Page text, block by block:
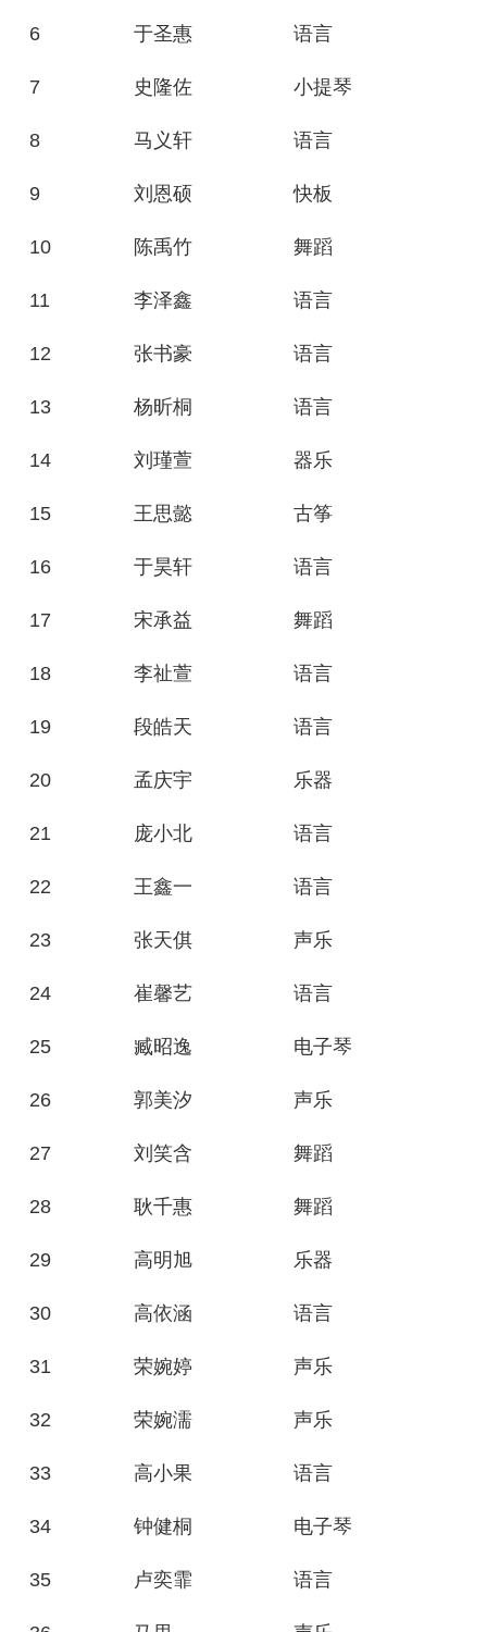
6 于圣惠 语言
7 史隆佐 小提琴
8 马义轩 语言
9 刘恩硕 快板
10 陈禹竹 舞蹈
11 李泽鑫 语言
12 张书豪 语言
13 杨昕桐 语言
14 刘瑾萱 器乐
15 王思懿 古筝
16 于昊轩 语言
17 宋承益 舞蹈
18 李祉萱 语言
19 段皓天 语言
20 孟庆宇 乐器
21 庞小北 语言
22 王鑫一 语言
23 张天倛 声乐
24 崔馨艺 语言
25 臧昭逸 电子琴
26 郭美汐 声乐
27 刘笑含 舞蹈
28 耿千惠 舞蹈
29 高明旭 乐器
30 高依涵 语言
31 荣婉婷 声乐
32 荣婉濡 声乐
33 高小果 语言
34 钟健桐 电子琴
35 卢奕霏 语言